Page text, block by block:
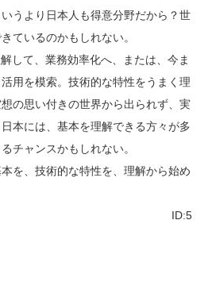
うより日本人も得意分野だから？世
ているのかもしれない。
して、業務効率化へ、または、今ま
用を模索。技術的な特性をうまく理
の思い付きの世界から出られず、実
本には、基本を理解できる方々が多
チャンスかもしれない。
を、技術的な特性を、理解から始め
ID:5